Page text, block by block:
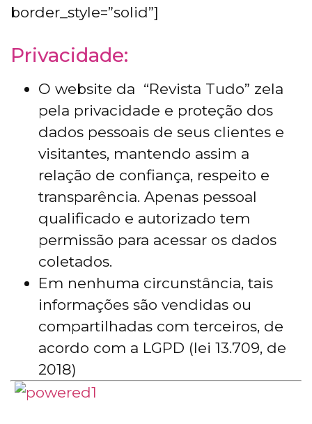
border_style=”solid”]
Privacidade:
O website da “Revista Tudo” zela
pela privacidade e proteção dos
dados pessoais de seus clientes e
visitantes, mantendo assim a
relação de confiança, respeito e
transparência. Apenas pessoal
qualificado e autorizado tem
permissão para acessar os dados
coletados.
Em nenhuma circunstância, tais
informações são vendidas ou
compartilhadas com terceiros, de
acordo com a LGPD (lei 13.709, de
2018)